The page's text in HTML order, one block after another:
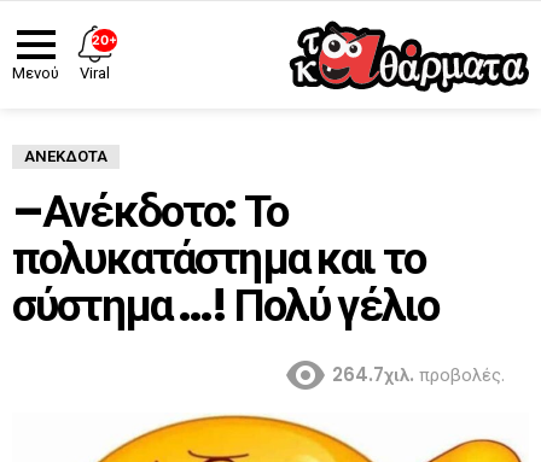
Μενού
ΑΝΈΚΔΟΤΑ
–Ανέκδοτο: Το
πολυκατάστημα και το
σύστημα …! Πολύ γέλιο
264.7χιλ. προβολές.
20+
Viral